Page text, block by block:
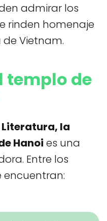
admirar los
rinden homenaje
Vietnam.
templo de
la
Hanoi es una
Entre los